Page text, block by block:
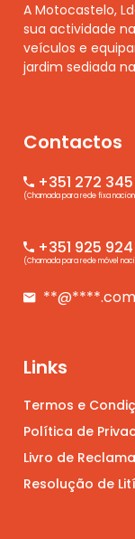
A Motocastelo,
sua actividade
veículos e
jardim sediada
Contactos
+351 272
(Chamada para rede fixa
+351 925 924
(Chamada para rede móvel
**@****.com
Links
Termos e
Política de
Livro de
Resolução de